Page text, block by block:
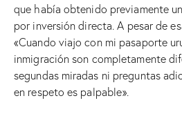
que había obtenido previamente
por inversión directa. A pesar de
«Cuando viajo con mi pasaporte
inmigración son completamente
segundas miradas ni preguntas
en respeto es palpable».